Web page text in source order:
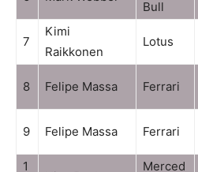
Bull
7
Kimi
Raikkonen
Lotus
8 Felipe Massa Ferrari
9 Felipe Massa Ferrari
1
Merced